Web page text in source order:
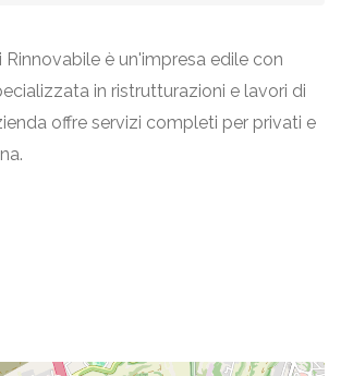
Rinnovabile è un'impresa edile con
in ristrutturazioni e lavori di
offre servizi completi per privati e